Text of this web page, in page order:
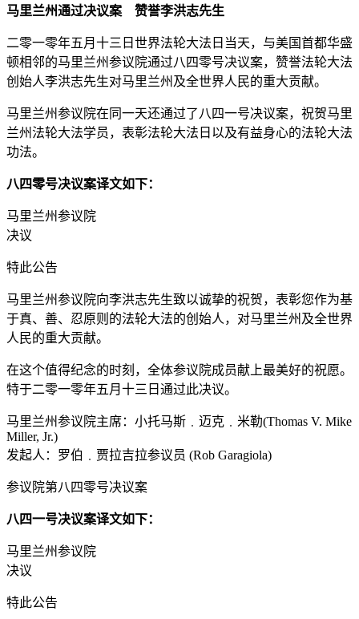
马里兰州通过决议案 赞誉李洪志先生
二零一零年五月十三日世界法轮大法日当天，与美国首都华盛
顿相邻的马里兰州参议院通过八四零号决议案，赞誉法轮大法
创始人李洪志先生对马里兰州及全世界人民的重大贡献。
马里兰州参议院在同一天还通过了八四一号决议案，祝贺马里
兰州法轮大法学员，表彰法轮大法日以及有益身心的法轮大法
功法。
八四零号决议案译文如下：
马里兰州参议院
决议
特此公告
马里兰州参议院向李洪志先生致以诚挚的祝贺，表彰您作为基
于真、善、忍原则的法轮大法的创始人，对马里兰州及全世界
人民的重大贡献。
在这个值得纪念的时刻，全体参议院成员献上最美好的祝愿。
特于二零一零年五月十三日通过此决议。
马里兰州参议院主席：小托马斯﹒迈克﹒米勒(Thomas V. Mike
Miller, Jr.)
发起人：罗伯﹒贾拉吉拉参议员 (Rob Garagiola)
参议院第八四零号决议案
八四一号决议案译文如下：
马里兰州参议院
决议
特此公告